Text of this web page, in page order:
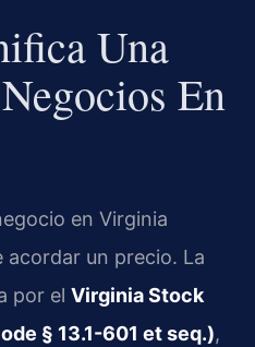
Una
En
en Virginia
acordar un precio. La
por el Virginia Stock
§ 13.1-601 et seq.),